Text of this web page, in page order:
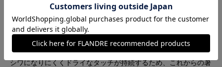
ベージュ系・イエロー系・ブルー系といった、初夏の光に美しく
馴染む柔らかなカラー展開が魅力です。
一見布帛のように見えて、実は驚くほどストレッチの効いたハイ
ゲージジャージ素材を採用。
シワになりにくくドライなタッチが持続するため、これからの暑